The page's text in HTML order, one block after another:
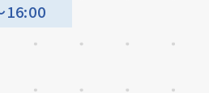
16:00